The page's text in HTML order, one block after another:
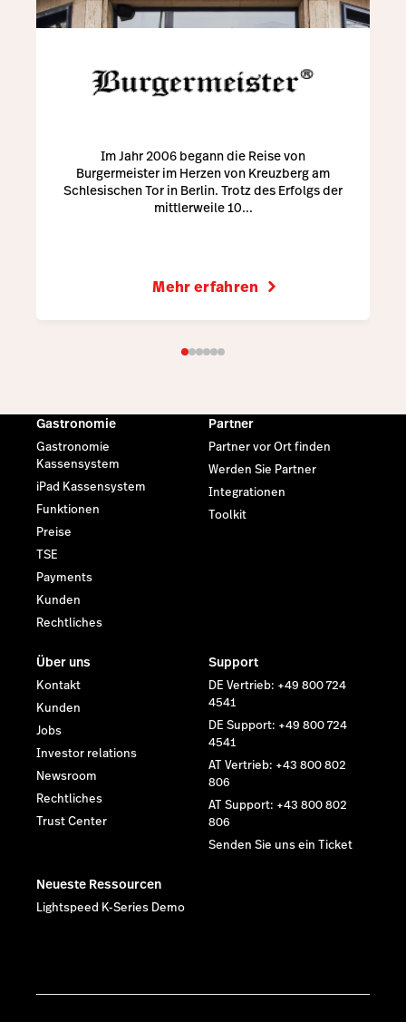
Im Jahr 2006 begann die Reise von
Burgermeister im Herzen von Kreuzberg am
Schlesischen Tor in Berlin. Trotz des Erfolgs der
mittlerweile 10...
Mehr erfahren
Gastronomie
Gastronomie
Kassensystem
iPad Kassensystem
Funktionen
Preise
TSE
Payments
Kunden
Rechtliches
Partner
Partner vor Ort finden
Werden Sie Partner
Integrationen
Toolkit
Über uns
Kontakt
Kunden
Jobs
Investor relations
Newsroom
Rechtliches
Trust Center
Support
DE Vertrieb: +49 800 724
4541
DE Support: +49 800 724
4541
AT Vertrieb: +43 800 802
806
AT Support: +43 800 802
806
Senden Sie uns ein Ticket
Neueste Ressourcen
Lightspeed K-Series Demo